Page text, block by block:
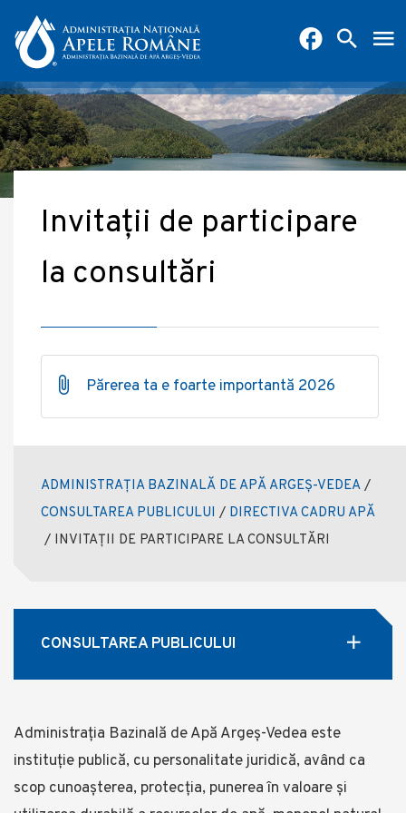
Invitații de participare
la consultări
Părerea ta e foarte importantă 2026
ADMINISTRAȚIA BAZINALĂ DE APĂ ARGEȘ-VEDEA /
CONSULTAREA PUBLICULUI / DIRECTIVA CADRU APĂ
/ INVITAȚII DE PARTICIPARE LA CONSULTĂRI
CONSULTAREA PUBLICULUI
Administrația Bazinală de Apă Argeș-Vedea este
instituție publică, cu personalitate juridică, având ca
scop cunoașterea, protecția, punerea în valoare și